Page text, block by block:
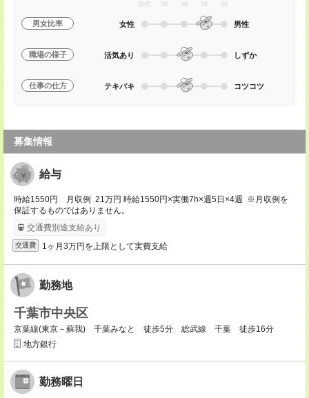
20代 30 40 50 60
男女比率 女性 男性
職場の様子 活気あり しずか
仕事の仕方 テキパキ コツコツ
募集情報
給与
時給1550円 月収例 21万円 時給1550円×実働7h×週5日×4週 ※月収例を
保証するものではありません。
交通費別途支給あり
交通費 1ヶ月3万円を上限として実費支給
勤務地
千葉市中央区
京葉線(東京－蘇我) 千葉みなと 徒歩5分 総武線 千葉 徒歩16分
地方銀行
勤務曜日